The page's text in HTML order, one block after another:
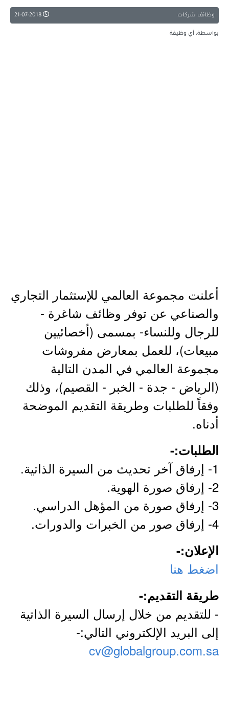
وظائف شركات
بواسطة: أي وظيفة
أعلنت مجموعة العالمي للإستثمار التجاري
والصناعي عن توفر وظائف شاغرة -
للرجال وللنساء- بمسمى (أخصائيين
مبيعات)، للعمل بمعارض مفروشات
مجموعة العالمي في المدن التالية
(الرياض - جدة - الخبر - القصيم)، وذلك
وفقاً للطلبات وطريقة التقديم الموضحة
أدناه.
الطلبات:-
1- إرفاق آخر تحديث من السيرة الذاتية.
2- إرفاق صورة الهوية.
3- إرفاق صورة من المؤهل الدراسي.
4- إرفاق صور من الخبرات والدورات.
الإعلان:-
اضغط هنا
طريقة التقديم:-
- للتقديم من خلال إرسال السيرة الذاتية
إلى البريد الإلكتروني التالي:-
cv@globalgroup.com.sa